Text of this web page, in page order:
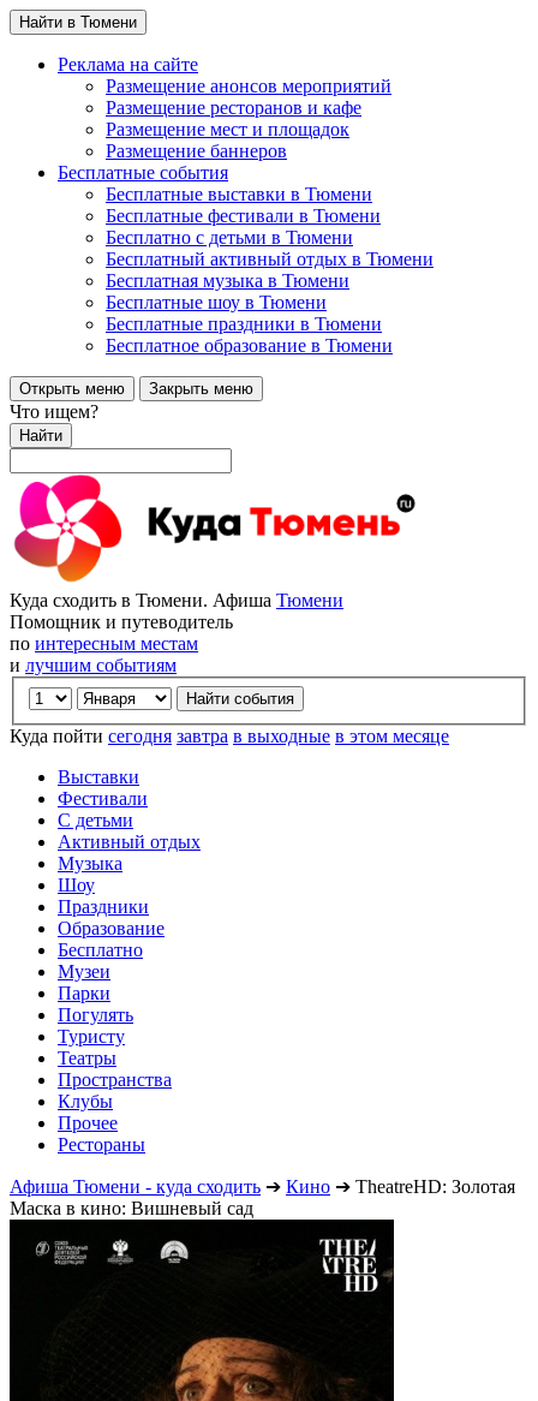
Найти в Тюмени
Реклама на сайте
Размещение анонсов мероприятий
Размещение ресторанов и кафе
Размещение мест и площадок
Размещение баннеров
Бесплатные события
Бесплатные выставки в Тюмени
Бесплатные фестивали в Тюмени
Бесплатно с детьми в Тюмени
Бесплатный активный отдых в Тюмени
Бесплатная музыка в Тюмени
Бесплатные шоу в Тюмени
Бесплатные праздники в Тюмени
Бесплатное образование в Тюмени
Открыть меню Закрыть меню
Что ищем?
Найти
Куда сходить в Тюмени. Афиша Тюмени
Помощник и путеводитель
по интересным местам
и лучшим событиям
Куда пойти сегодня завтра в выходные в этом месяце
Выставки
Фестивали
С детьми
Активный отдых
Музыка
Шоу
Праздники
Образование
Бесплатно
Музеи
Парки
Погулять
Туристу
Театры
Пространства
Клубы
Прочее
Рестораны
Афиша Тюмени - куда сходить ➔ Кино ➔ TheatreHD: Золотая
Маска в кино: Вишневый сад